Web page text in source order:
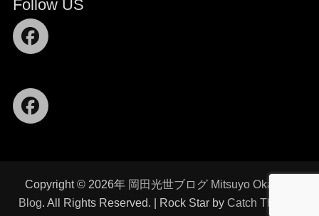
Follow US
Facebook
Facebook
Copyright © 2026年 岡田光世ブログ Mitsuyo Okada's
Blog. All Rights Reserved. | Rock Star by Catch Themes